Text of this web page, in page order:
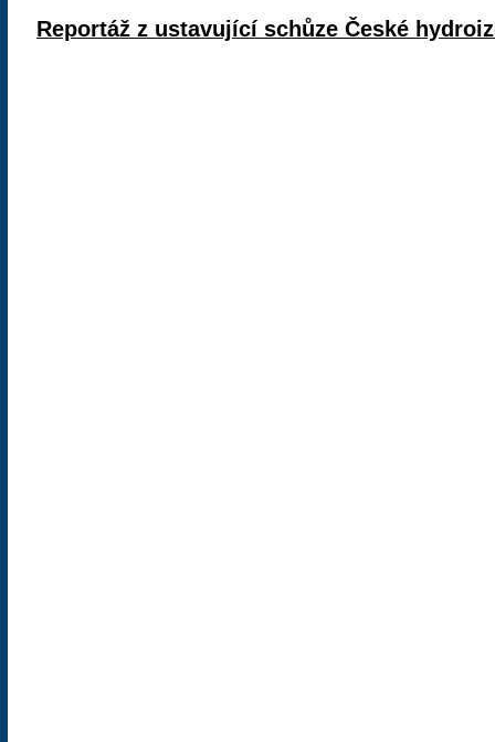
Reportáž z ustavující schůze České